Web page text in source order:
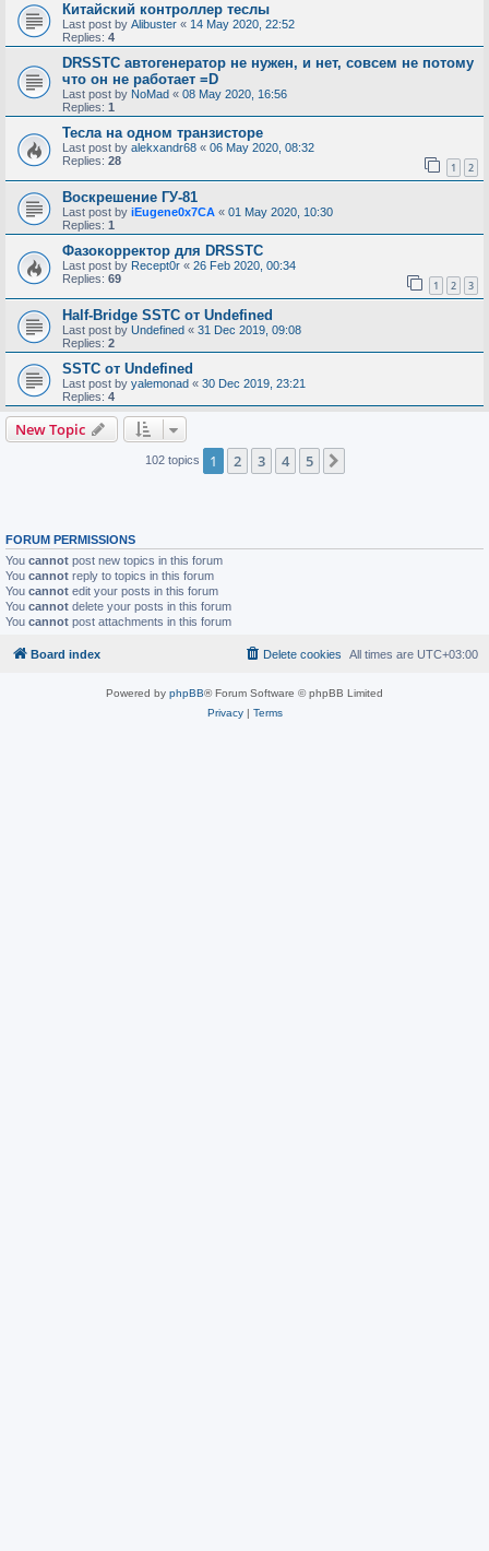
Китайский контроллер теслы
Last post by Alibuster « 14 May 2020, 22:52
Replies: 4
DRSSTC автогенератор не нужен, и нет, совсем не потому
что он не работает =D
Last post by NoMad « 08 May 2020, 16:56
Replies: 1
Тесла на одном транзисторе
Last post by alekxandr68 « 06 May 2020, 08:32
Replies: 28 1 2
Воскрешение ГУ-81
Last post by iEugene0x7CA « 01 May 2020, 10:30
Replies: 1
Фазокорректор для DRSSTC
Last post by Recept0r « 26 Feb 2020, 00:34
Replies: 69 1 2 3
Half-Bridge SSTC от Undefined
Last post by Undefined « 31 Dec 2019, 09:08
Replies: 2
SSTC от Undefined
Last post by yalemonad « 30 Dec 2019, 23:21
Replies: 4
New Topic
102 topics 1 2 3 4 5
FORUM PERMISSIONS
You cannot post new topics in this forum
You cannot reply to topics in this forum
You cannot edit your posts in this forum
You cannot delete your posts in this forum
You cannot post attachments in this forum
Board index All times are UTC+03:00
Delete cookies
Powered by phpBB® Forum Software © phpBB Limited
Privacy| Terms